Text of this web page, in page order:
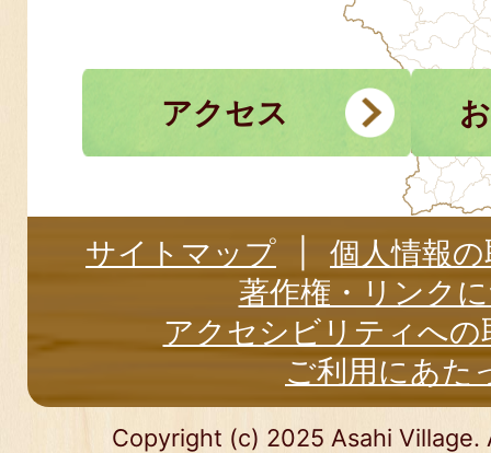
アクセス
サイトマップ
個人情報
著作権・リンク
アクセシビリティへの
ご利用にあた
Copyright (c) 2025 Asahi Village.